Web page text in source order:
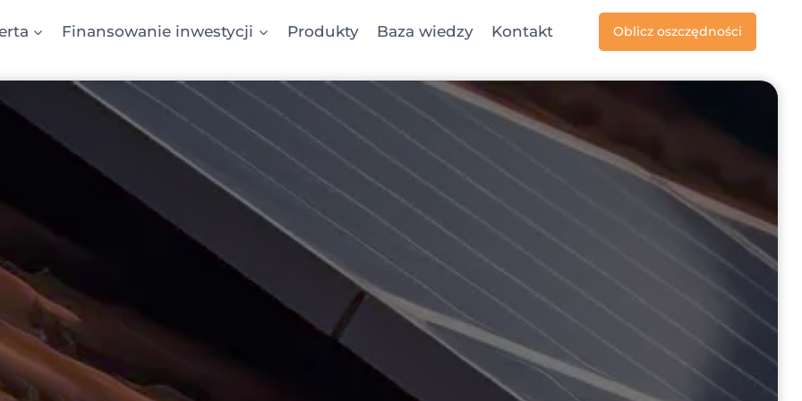
Finansowanie inwestycji Produkty Baza wiedzy Kontakt Oblicz oszczędności